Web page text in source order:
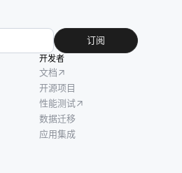
订阅
开发者
文档
开源项目
性能测试
数据迁移
应用集成